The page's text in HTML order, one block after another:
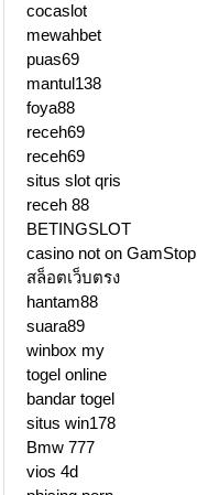
cocaslot
mewahbet
puas69
mantul138
foya88
receh69
receh69
situs slot qris
receh 88
BETINGSLOT
casino not on GamStop
สล็อตเว็บตรง
hantam88
suara89
winbox my
togel online
bandar togel
situs win178
Bmw 777
vios 4d